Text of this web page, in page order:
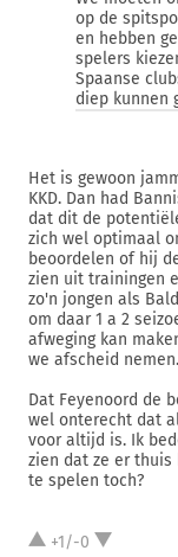
op de
en hebben
spelers
Spaanse
diep kunnen
Het is gewoon
KKD. Dan had
dat dit de
zich wel optimaal
beoordelen of hij
zien uit trainingen
zo'n jongen als
om daar 1 a 2
afweging kan
we afscheid nemen.
Dat Feyenoord de
wel onterecht dat
voor altijd is. Ik
zien dat ze er thuis
te spelen toch?
+1/-0